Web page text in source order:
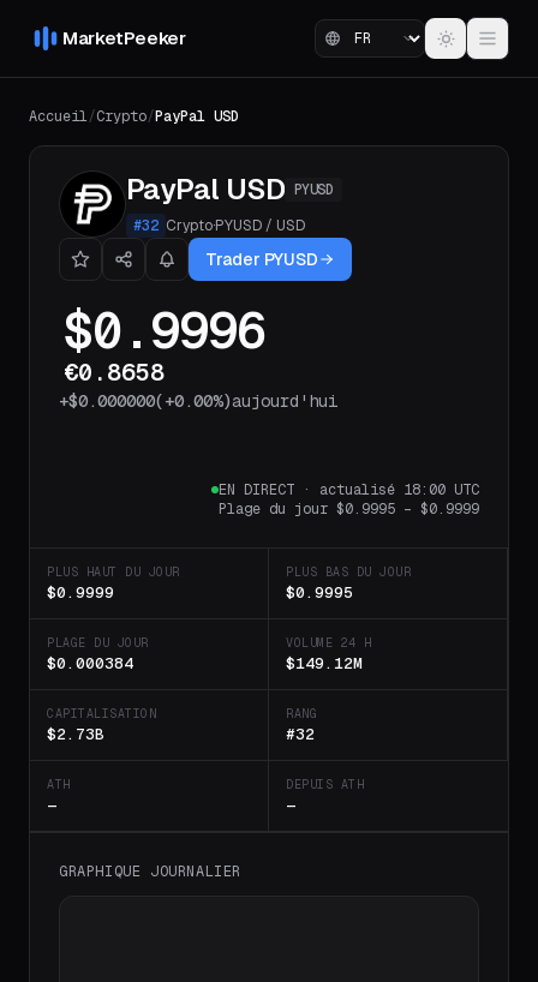
MarketPeeker
Accueil/Crypto/PayPal USD
PayPal USD PYUSD
#32 Crypto·PYUSD / USD
Trader PYUSD
$0.9996
€0.8658
+$0.000000(+0.00%)aujourd'hui
EN DIRECT · actualisé 18:00 UTC
Plage du jour $0.9995 – $0.9999
PLUS HAUT DU JOUR
$0.9999
PLUS BAS DU JOUR
$0.9995
PLAGE DU JOUR
$0.000384
VOLUME 24 H
$149.12M
CAPITALISATION
$2.73B
RANG
#32
ATH
—
DEPUIS ATH
—
GRAPHIQUE JOURNALIER